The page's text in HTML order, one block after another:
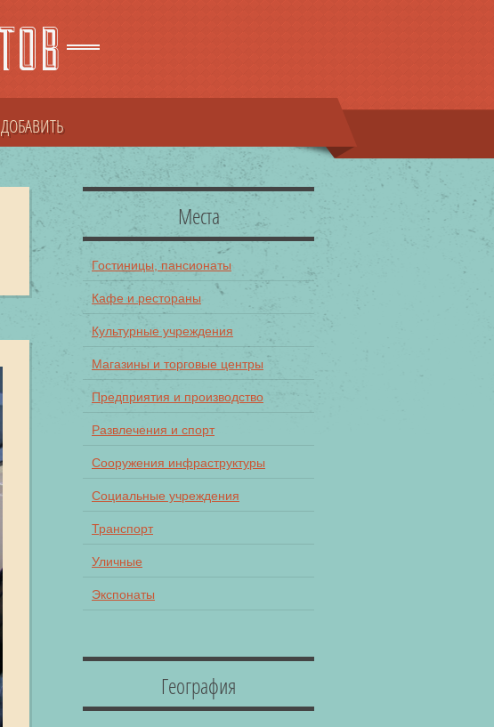
ДОБАВИТЬ
Места
Гостиницы, пансионаты
Кафе и рестораны
Культурные учреждения
Магазины и торговые центры
Предприятия и производство
Развлечения и спорт
Сооружения инфраструктуры
Социальные учреждения
Транспорт
Уличные
Экспонаты
География